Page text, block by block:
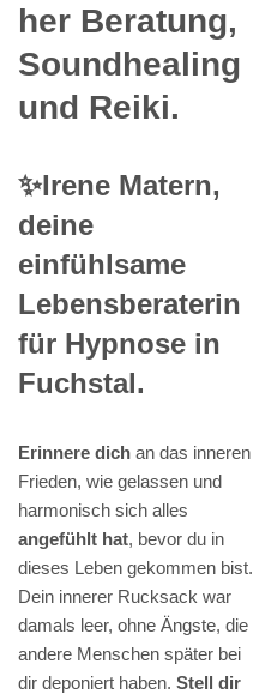
her Beratung,
Soundhealing
und Reiki.
✨Irene Matern,
deine
einfühlsame
Lebensberaterin
für Hypnose in
Fuchstal.
Erinnere dich an das inneren
Frieden, wie gelassen und
harmonisch sich alles
angefühlt hat, bevor du in
dieses Leben gekommen bist.
Dein innerer Rucksack war
damals leer, ohne Ängste, die
andere Menschen später bei
dir deponiert haben. Stell dir